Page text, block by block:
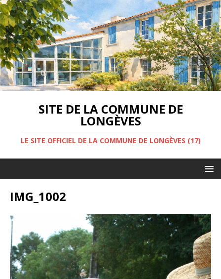
SITE DE LA COMMUNE DE
LONGÈVES
LE SITE OFFICIEL DE LA COMMUNE DE LONGÈVES (17)
IMG_1002